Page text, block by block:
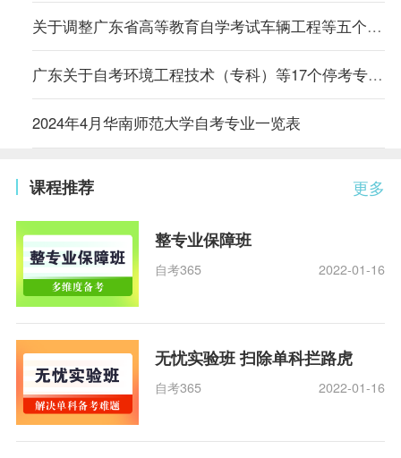
关于调整广东省高等教育自学考试车辆工程等五个专业主考学校的通知
广东关于自考环境工程技术（专科）等17个停考专业毕业办理时间的通告
2024年4月华南师范大学自考专业一览表
更多
课程推荐
整专业保障班
自考365 2022-01-16
无忧实验班 扫除单科拦路虎
自考365 2022-01-16